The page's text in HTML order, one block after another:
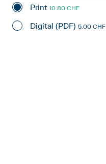
Print 10.80 CHF
Digital (PDF) 5.00 CHF